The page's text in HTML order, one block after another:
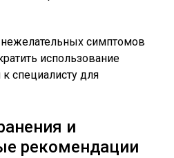
симптомов
использование
к специалисту для
и
рекомендации